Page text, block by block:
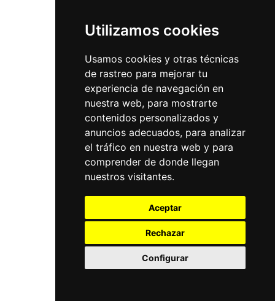
Utilizamos cookies
Usamos cookies y otras técnicas
de rastreo para mejorar tu
experiencia de navegación en
nuestra web, para mostrarte
contenidos personalizados y
anuncios adecuados, para analizar
el tráfico en nuestra web y para
comprender de donde llegan
nuestros visitantes.
Aceptar
Rechazar
Configurar